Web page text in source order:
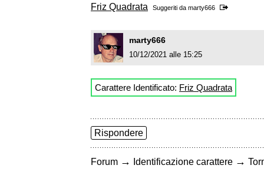
Friz Quadrata Suggeriti da marty666
marty666
10/12/2021 alle 15:25
Carattere Identificato: Friz Quadrata
Rispondere
Forum → Identificazione carattere →